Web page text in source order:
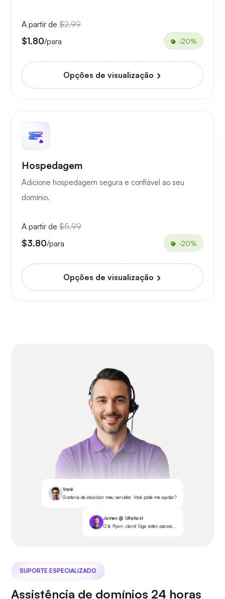
A partir de $2.99
$1.80/para -20%
Opções de visualização
Hospedagem
Adicione hospedagem segura e confiável ao seu
domínio.
A partir de $5.99
$3.80/para -20%
Opções de visualização
Você
Gostaria de atualizar meu servidor. Você pode me ajudar?
James @ Ultahost
Olá Ryan, claro! Siga estes passos...
SUPORTE ESPECIALIZADO
Assistência de domínios 24 horas